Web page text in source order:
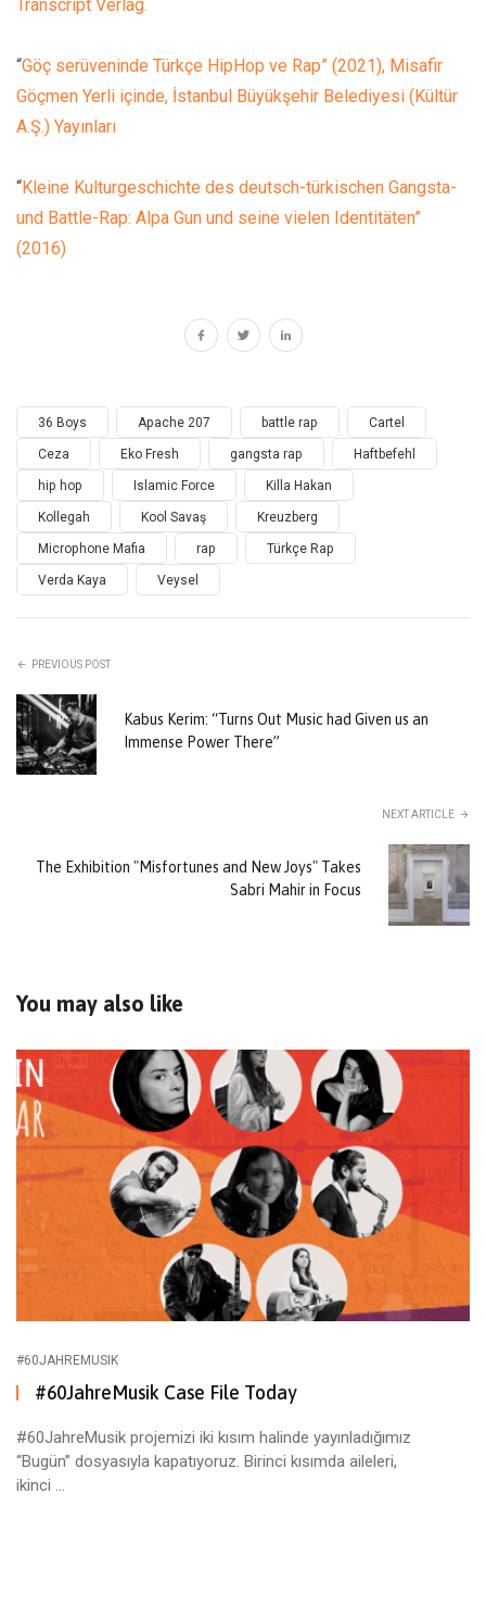
Transcript Verlag.
“Göç serüveninde Türkçe HipHop ve Rap” (2021), Misafir
Göçmen Yerli içinde, İstanbul Büyükşehir Belediyesi (Kültür
A.Ş.) Yayınları
“Kleine Kulturgeschichte des deutsch-türkischen Gangsta-
und Battle-Rap: Alpa Gun und seine vielen Identitäten”
(2016)
36 Boys Apache 207 battle rap Cartel
Ceza Eko Fresh gangsta rap Haftbefehl
hip hop Islamic Force Killa Hakan
Kollegah Kool Savaş Kreuzberg
Microphone Mafia rap Türkçe Rap
Verda Kaya Veysel
PREVIOUS POST
Kabus Kerim: “Turns Out Music had Given us an
Immense Power There”
NEXT ARTICLE
The Exhibition "Misfortunes and New Joys" Takes
Sabri Mahir in Focus
You may also like
#60JAHREMUSIK
#60JahreMusik Case File Today
#60JahreMusik projemizi iki kısım halinde yayınladığımız
“Bugün” dosyasıyla kapatıyoruz. Birinci kısımda aileleri,
ikinci ...